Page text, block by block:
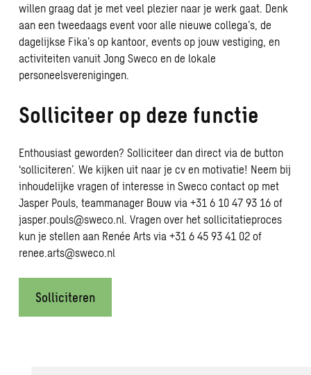
willen graag dat je met veel plezier naar je werk gaat. Denk
aan een tweedaags event voor alle nieuwe collega’s, de
dagelijkse Fika’s op kantoor, events op jouw vestiging, en
activiteiten vanuit Jong Sweco en de lokale
personeelsverenigingen.
Solliciteer op deze functie
Enthousiast geworden? Solliciteer dan direct via de button
‘solliciteren’. We kijken uit naar je cv en motivatie! Neem bij
inhoudelijke vragen of interesse in Sweco contact op met
Jasper Pouls, teammanager Bouw via +31 6 10 47 93 16 of
jasper.pouls@sweco.nl . Vragen over het sollicitatieproces
kun je stellen aan Renée Arts via +31 6 45 93 41 02 of
renee.arts@sweco.nl
Solliciteren